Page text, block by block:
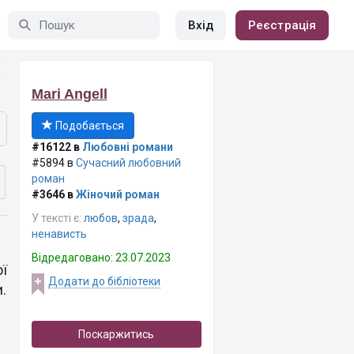
Вхід Реєстрація
Mari Angell
Подобається
#16122 в Любовні романи
#5894 в Сучасний любовний
роман
#3646 вЖіночий роман
У тексті є: любов, зрада,
ненависть
Відредаговано: 23.07.2023
Додати до бібліотеки
Поскаржитись